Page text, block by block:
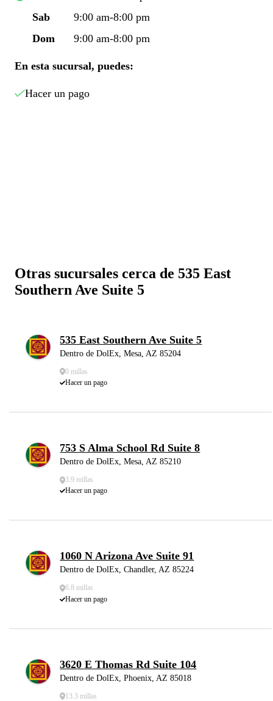
Sab
9:00 am-8:00 pm
Dom
9:00 am-8:00 pm
En esta sucursal, puedes:
Hacer un pago
Otras sucursales cerca de 535 East
Southern Ave Suite 5
535 East Southern Ave Suite 5
Dentro de DolEx, Mesa, AZ 85204
0 millas
Hacer un pago
753 S Alma School Rd Suite 8
Dentro de DolEx, Mesa, AZ 85210
3.9 millas
Hacer un pago
1060 N Arizona Ave Suite 91
Dentro de DolEx, Chandler, AZ 85224
6.8 millas
Hacer un pago
3620 E Thomas Rd Suite 104
Dentro de DolEx, Phoenix, AZ 85018
13.3 millas